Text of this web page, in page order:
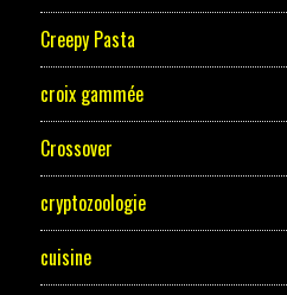
Creepy Pasta
croix gammée
Crossover
cryptozoologie
cuisine